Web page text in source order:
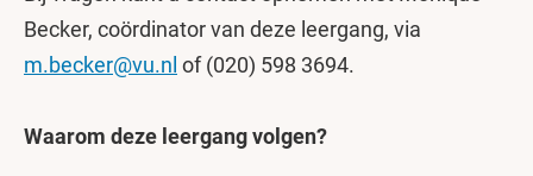
Becker, coördinator van deze leergang, via
m.becker@vu.nl of (020) 598 3694.
Waarom deze leergang volgen?